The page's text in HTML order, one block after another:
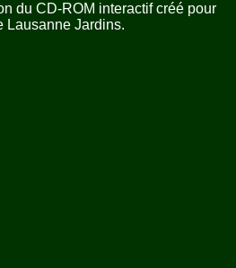
du CD-ROM interactif créé pour
Lausanne Jardins.